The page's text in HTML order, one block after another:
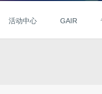
活动中心 GAIR